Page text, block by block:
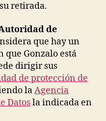
retirada.
de
que hay un
que Gonzalo está
dirigir sus
de protección de
laAgencia
Datosla indicada en